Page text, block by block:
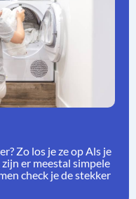
Zo los je ze op Als je
er meestal simpele
check je de stekker